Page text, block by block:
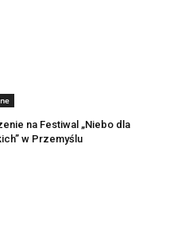
na Festiwal „Niebo dla
w Przemyślu